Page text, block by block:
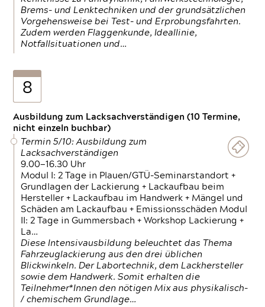
Brems- und Lenktechniken und der grundsätzlichen
Vorgehensweise bei Test- und Erprobungsfahrten.
Zudem werden Flaggenkunde, Ideallinie,
Notfallsituationen und…
8
Ausbildung zum Lacksachverständigen (10 Termine,
nicht einzeln buchbar)
Termin 5/10: Ausbildung zum
Lacksachverständigen
9.00—16.30 Uhr
Modul I: 2 Tage in Plauen/GTÜ-Seminarstandort +
Grundlagen der Lackierung + Lackaufbau beim
Hersteller + Lackaufbau im Handwerk + Mängel und
Schäden am Lackaufbau + Emissionsschäden Modul
II: 2 Tage in Gummersbach + Workshop Lackierung +
La…
Diese Intensivausbildung beleuchtet das Thema
Fahrzeuglackierung aus den drei üblichen
Blickwinkeln. Der Labortechnik, dem Lackhersteller
sowie dem Handwerk. Somit erhalten die
Teilnehmer*Innen den nötigen Mix aus physikalisch-
/ chemischem Grundlage…